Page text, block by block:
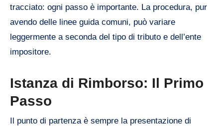
tracciato: ogni passo è importante. La procedura, pur
avendo delle linee guida comuni, può variare
leggermente a seconda del tipo di tributo e dell’ente
impositore.
Istanza di Rimborso: Il Primo
Passo
Il punto di partenza è sempre la presentazione di